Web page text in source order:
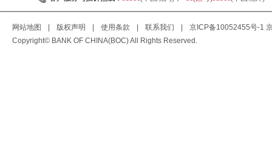
网站地图 版权声明 使用条款 联系我们 京ICP备10052455号-1
Copyright© BANK OF CHINA(BOC) All Rights Reserved.